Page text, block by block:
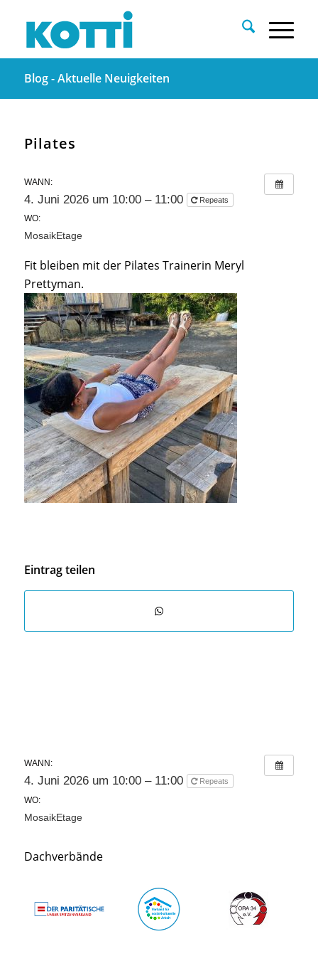
Blog - Aktuelle Neuigkeiten
Pilates
WANN:
4. Juni 2026 um 10:00 – 11:00 Repeats
WO:
MosaikEtage
Fit bleiben mit der Pilates Trainerin Meryl
Prettyman.
Eintrag teilen
WANN:
4. Juni 2026 um 10:00 – 11:00 Repeats
WO:
MosaikEtage
Dachverbände